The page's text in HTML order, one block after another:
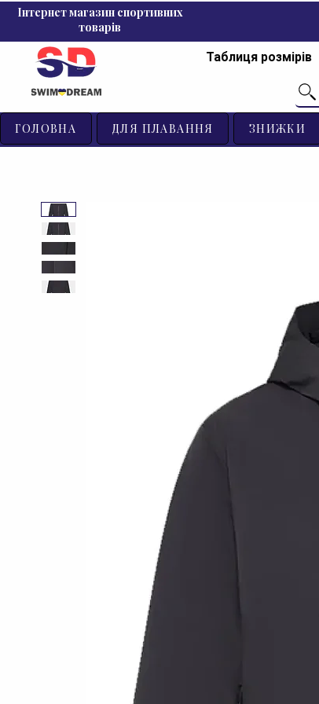
Інтернет магазин спортивних
товарів
Таблиця розмірів
ГОЛОВНА ДЛЯ ПЛАВАННЯ ЗНИЖКИ